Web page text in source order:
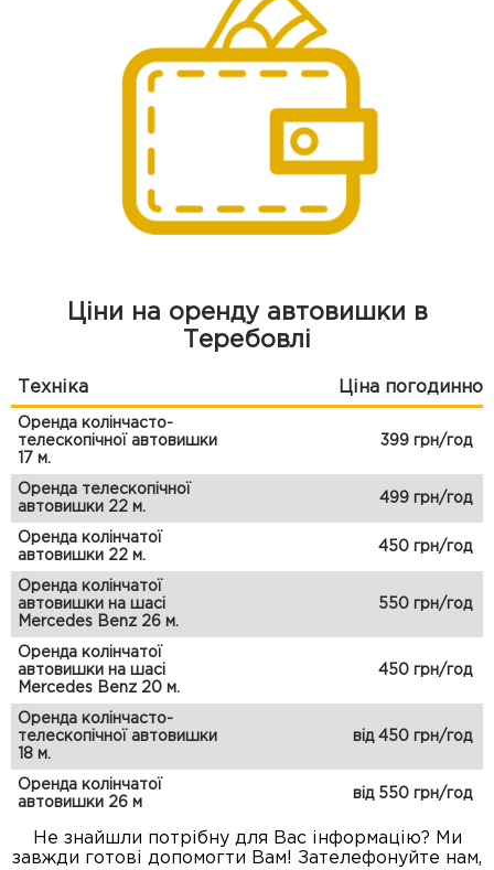
Ціни на оренду автовишки в
Теребовлі
Техніка Ціна погодинно
Оренда колінчасто-
телескопічної автовишки
17 м.
399 грн/год
Оренда телескопічної
автовишки 22 м.
499 грн/год
Оренда колінчатої
автовишки 22 м.
450 грн/год
Оренда колінчатої
автовишки на шасі
Mercedes Benz 26 м.
550 грн/год
Оренда колінчатої
автовишки на шасі
Mercedes Benz 20 м.
450 грн/год
Оренда колінчасто-
телескопічної автовишки
18 м.
від 450 грн/год
Оренда колінчатої
автовишки 26 м
від 550 грн/год
Не знайшли потрібну для Вас інформацію? Ми
завжди готові допомогти Вам! Зателефонуйте нам,